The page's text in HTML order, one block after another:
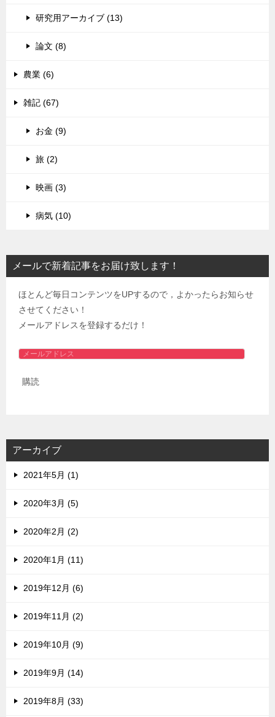
研究用アーカイブ (13)
論文 (8)
農業 (6)
雑記 (67)
お金 (9)
旅 (2)
映画 (3)
病気 (10)
メールで新着記事をお届け致します！
ほとんど毎日コンテンツをUPするので，よかったらお知らせ
させてください！
メールアドレスを登録するだけ！
メ
ル
ス
購読
アーカイブ
2021年5月 (1)
2020年3月 (5)
2020年2月 (2)
2020年1月 (11)
2019年12月 (6)
2019年11月 (2)
2019年10月 (9)
2019年9月 (14)
2019年8月 (33)